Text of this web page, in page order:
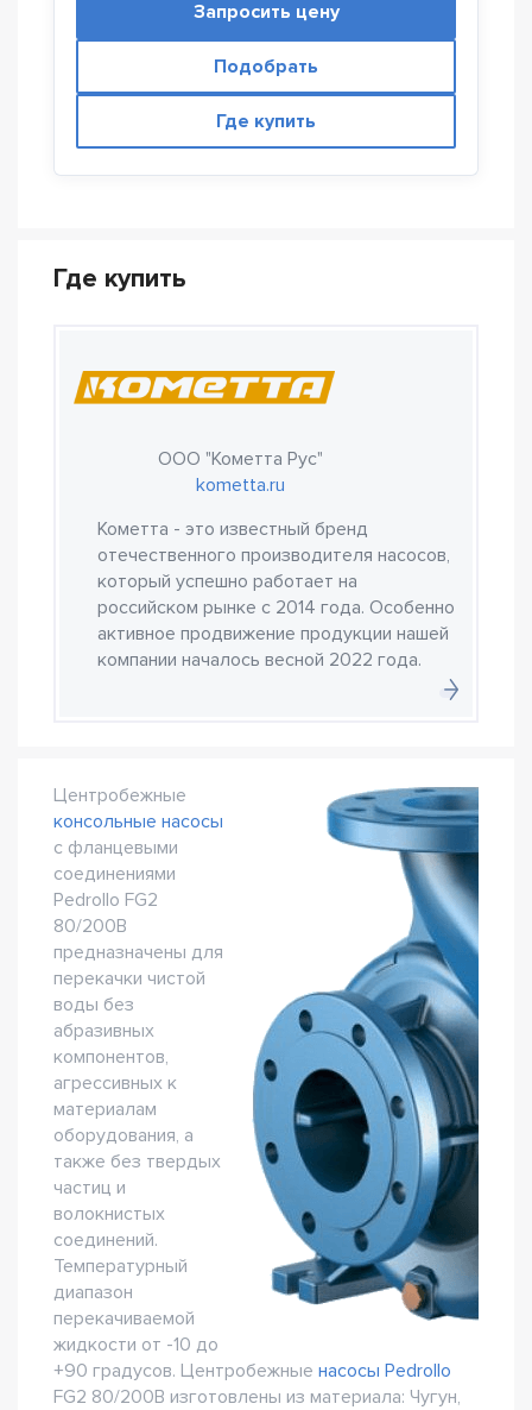
Запросить цену
Подобрать
Где купить
Где купить
ООО "Кометта Рус"
kometta.ru
Кометта - это известный бренд
отечественного производителя насосов,
который успешно работает на
российском рынке с 2014 года. Особенно
активное продвижение продукции нашей
компании началось весной 2022 года.
Центробежные
консольные насосы
с фланцевыми
соединениями
Pedrollo FG2
80/200B
предназначены для
перекачки чистой
воды без
абразивных
компонентов,
агрессивных к
материалам
оборудования, а
также без твердых
частиц и
волокнистых
соединений.
Температурный
диапазон
перекачиваемой
жидкости от -10 до
+90 градусов. Центробежные насосы Pedrollo
FG2 80/200B изготовлены из материала: Чугун,